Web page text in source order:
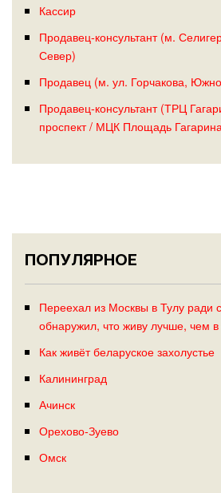
Кассир
Продавец-консультант (м.
Север)
Продавец (м. ул. Горчакова,
Продавец-консультант (ТРЦ
проспект / МЦК Площадь
ПОПУЛЯРНОЕ
Переехал из Москвы в Тулу ради
обнаружил, что живу лучше, чем в
Как живёт беларуское захолустье
Калининград
Ачинск
Орехово-Зуево
Омск